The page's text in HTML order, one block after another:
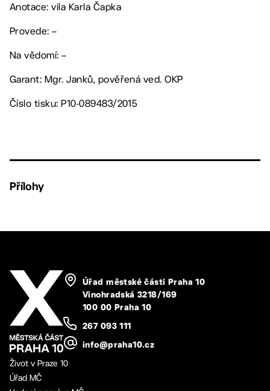
Anotace: vila Karla Čapka
Provede: –
Na vědomí: –
Garant: Mgr. Janků, pověřená ved. OKP
Číslo tisku: P10-089483/2015
Přílohy
Úřad městské části Praha 10
Vinohradská 3218/169
100 00 Praha 10
267 093 111
info@praha10.cz
Život v Praze 10
Úřad MČ